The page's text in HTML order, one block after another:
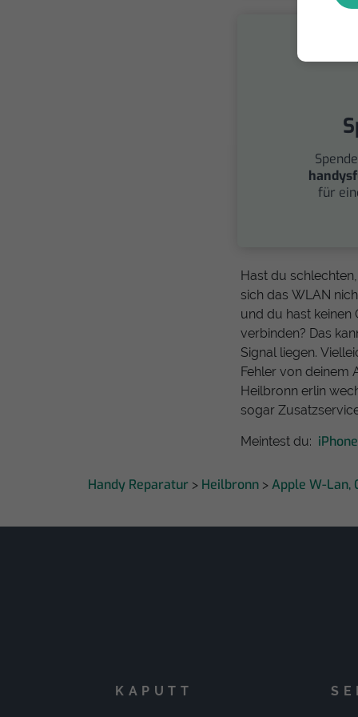
für
Hast du
sich das WLAN
und du hast keinen
verbinden? Das
Signal liegen.
Fehler von deinem
Heilbronn erlin
sogar
Meintest du:
Handy Reparatur > Heilbronn > Apple W-Lan,
KAPUTT